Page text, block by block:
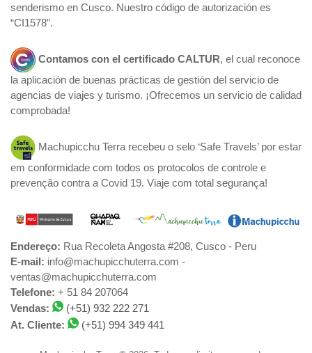
senderismo en Cusco. Nuestro código de autorización es
“CI1578”.
Contamos con el certificado CALTUR, el cual reconoce
la aplicación de buenas prácticas de gestión del servicio de
agencias de viajes y turismo. ¡Ofrecemos un servicio de calidad
comprobada!
Machupicchu Terra recebeu o selo ‘Safe Travels’ por estar
em conformidade com todos os protocolos de controle e
prevenção contra a Covid 19. Viaje com total segurança!
Endereço: Rua Recoleta Angosta #208, Cusco - Peru
E-mail: info@machupicchuterra.com -
ventas@machupicchuterra.com
Telefone: + 51 84 207064
Vendas:
(+51) 932 222 271
At. Cliente:
(+51) 994 349 441